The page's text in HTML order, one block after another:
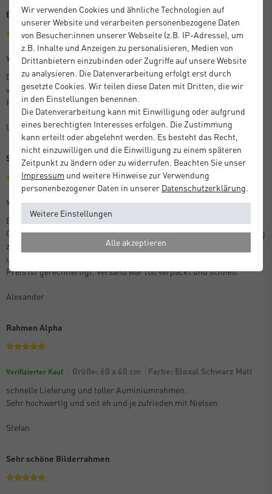
Beste Qualität
Verifizierter Kauf Größe: 21 x 29,7 cm (A4)
Farbe: Silber Matt
Die bestellten Artikel entsprachen der Beschreibung, kamen perfekt
verpackt und sehr schnell an. Ganz hervorragende Qualität der
Produkte!
Unbekannt
Schon der 10. Alpha
Verifizierter Kauf Größe: 70 x 100 cm
Farbe: Eloxal Schwarz Matt
Es ist bereits mein 10. Nielsen Alpha Rahmen. Ich variiere Farbe und
Größe, aber das Design ist immer das gleiche, ohne jemals langweilig
zu wirken. Es ist reduziert und harmoniert so toll mit
unterschiedlichen Motiven unterschiedlicher Stile. Einfach perfekt!
Preis ist gerechtfertigt. Versand war toll verpackt und schnell.
Alexander
Rahmen Alpha
Verifizierter Kauf Größe: 60 x 60 cm
Farbe: Eloxal Schwarz Matt
schnelle Lieferung und toller Auminiumrahmen.
Sehr hochwertig und seit eh und je zufrieden mit Nielsen
Stefan
Sehr schöne Bilderrahmen
Wir verwenden Cookies und ähnliche Technologien auf
unserer Website und verarbeiten personenbezogene Daten
von Besucher:innen unserer Webseite (z.B. IP-Adresse), um
z.B. Inhalte und Anzeigen zu personalisieren, Medien von
Drittanbietern einzubinden oder Zugriffe auf unsere Website
zu analysieren. Die Datenverarbeitung erfolgt erst durch
gesetzte Cookies. Wir teilen diese Daten mit Dritten, die wir
in den Einstellungen benennen.
Die Datenverarbeitung kann mit Einwilligung oder aufgrund
eines berechtigten Interesses erfolgen. Die Zustimmung
kann erteilt oder abgelehnt werden. Es besteht das Recht,
nicht einzuwilligen und die Einwilligung zu einem späteren
Zeitpunkt zu ändern oder zu widerrufen. Beachten Sie unser
Impressum und weitere Hinweise zur Verwendung
personenbezogener Daten in unserer Daten­schutz­erklärung
Weitere Einstellungen
Alle akzeptieren